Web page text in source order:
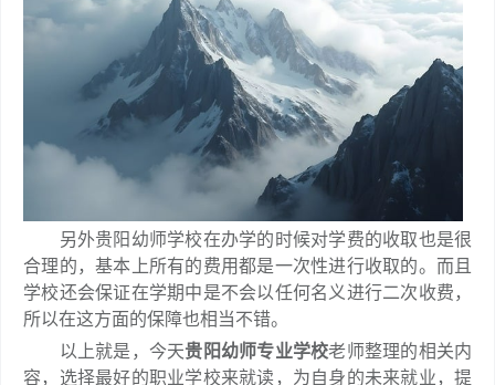
另外贵阳幼师学校在办学的时候对学费的收取也是很
合理的，基本上所有的费用都是一次性进行收取的。而且
学校还会保证在学期中是不会以任何名义进行二次收费，
所以在这方面的保障也相当不错。
以上就是，今天贵阳幼师专业学校老师整理的相关内
容，选择最好的职业学校来就读，为自身的未来就业，提